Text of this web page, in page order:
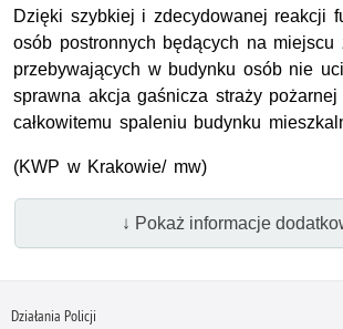
Dzięki szybkiej i zdecydowanej reakcji
osób postronnych będących na miejscu
przebywających w budynku osób nie
sprawna akcja gaśnicza straży pożarnej
całkowitemu spaleniu budynku
(KWP w Krakowie/ mw)
↓ Pokaż informacje
Działania Policji